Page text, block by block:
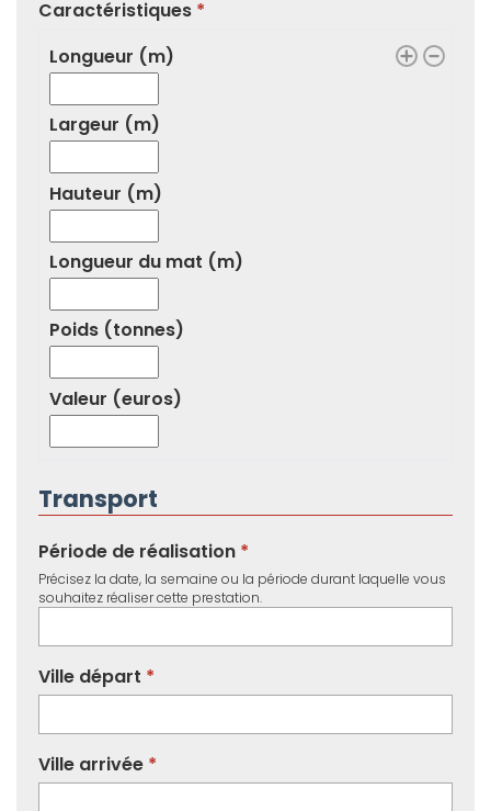
Caractéristiques
Longueur (m)
Largeur (m)
Hauteur (m)
Longueur du mat (m)
Poids (tonnes)
Valeur (euros)
Transport
Période de réalisation
Précisez la date, la semaine ou la période durant laquelle vous
souhaitez réaliser cette prestation.
Ville départ
Ville arrivée